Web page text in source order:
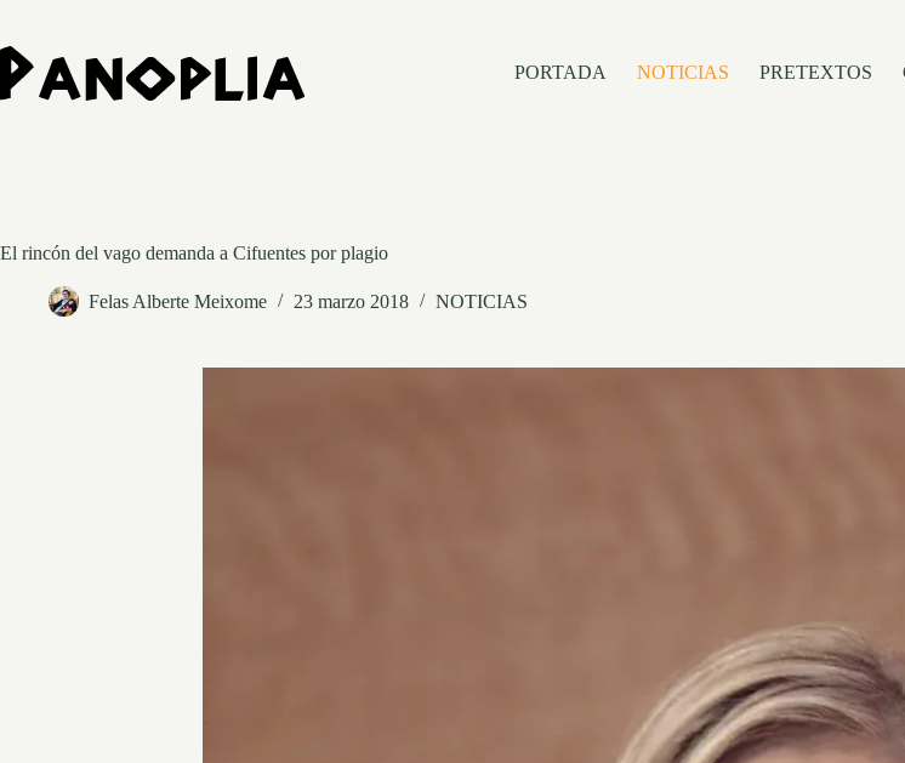
contenido
PORTADA
NOTICIAS PRETEXTOS
El rincón del vago demanda a Cifuentes por plagio
Felas Alberte Meixome 23 marzo 2018 NOTICIAS